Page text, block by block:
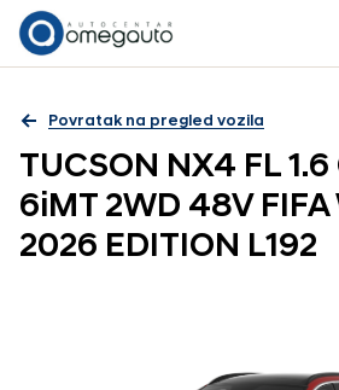
Povratak na pregled vozila
TUCSON NX4 FL 1.6
6iMT 2WD 48V FIFA
2026 EDITION L192